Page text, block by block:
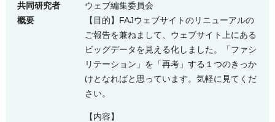
共同研究者
ウェブ編集委員会
概要
【目的】FAJウェブサイトのリニューアルの
ご報告を兼ねまして、ウェブサイト上にある
ビッグデータを見える化しました。「ファシ
リテーション」を「再考」する１つのきっか
けとなればと思っています。気軽に見てくだ
さい。
【内容】